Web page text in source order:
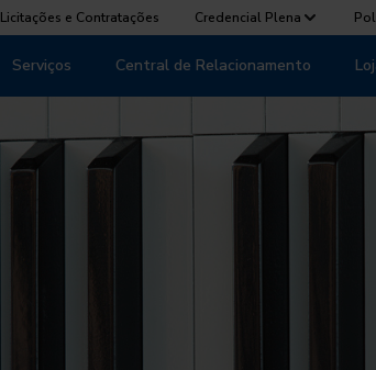
Licitações e Contratações Credencial Plena
Serviços Central de Relacionamento